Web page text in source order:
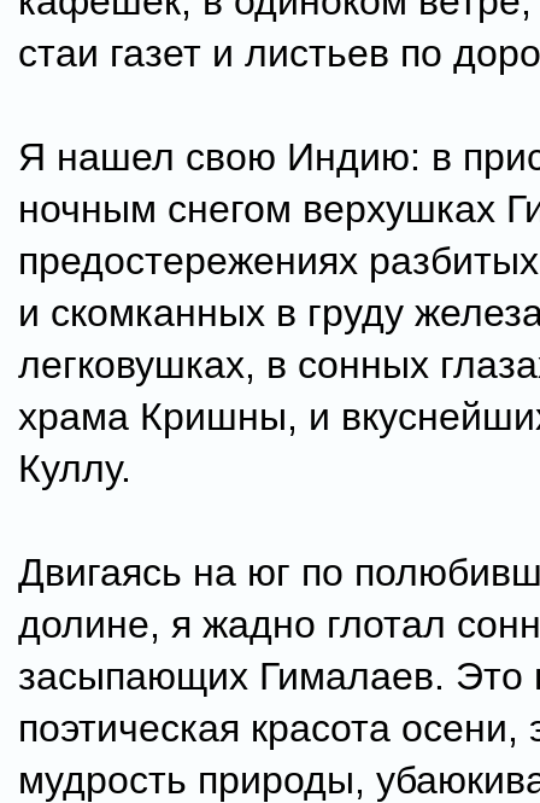
стаи газет и листьев по
Я нашел свою Индию: в
ночным снегом верхушках
предостережениях
и скомканных в груду
легковушках, в сонных
храма Кришны, и
Куллу.
Двигаясь на юг по
долине, я жадно глотал
засыпающих Гималаев. Это
поэтическая красота осени,
мудрость природы,